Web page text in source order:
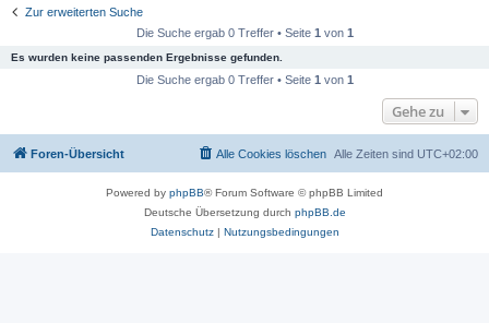
Zur erweiterten Suche
Die Suche ergab 0 Treffer • Seite 1 von 1
Es wurden keine passenden Ergebnisse gefunden.
Die Suche ergab 0 Treffer • Seite 1 von 1
Gehe zu
Foren-Übersicht Alle Zeiten sind UTC+02:00
Alle Cookies löschen
Powered by phpBB® Forum Software © phpBB Limited
Deutsche Übersetzung durch phpBB.de
Datenschutz| Nutzungsbedingungen